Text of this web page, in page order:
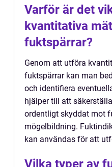
Varför är det
kvantitativa
fuktspärrar?
Genom att utföra
fuktspärrar kan man
och identifiera
hjälper till att
ordentligt skyddat mot
mögelbildning.
kan användas för att
Vilka typer av